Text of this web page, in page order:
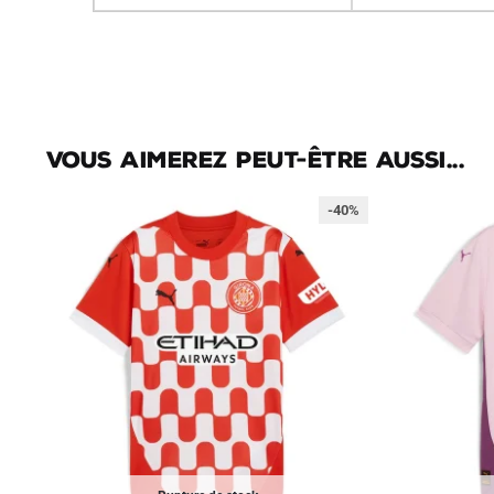
Vous aimerez peut-être aussi...
-40%